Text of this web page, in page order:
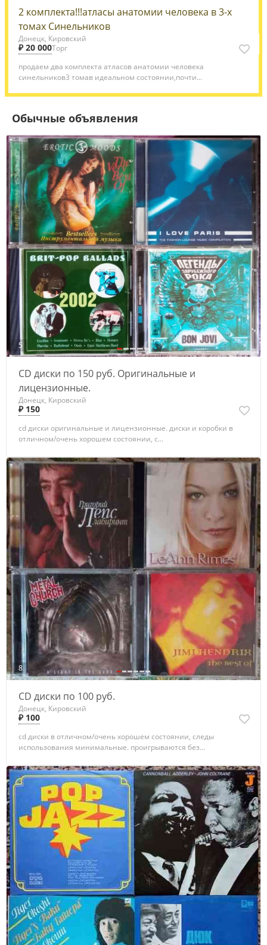
2 комплекта!!!атласы анатомии человека в 3-х
томах Синельников
Донецк, Кировский
₽ 20 000Торг
продаем два комплекта атласов анатомии человека
синельников3 томав идеальном состоянии,почти...
Обычные объявления
5
CD диски по 150 руб. Оригинальные и
лицензионные.
Донецк, Кировский
₽ 150
cd диски оригинальные и лицензионные. диски и коробки в
отличном/очень хорошем состоянии, с...
8
CD диски по 100 руб.
Донецк, Кировский
₽ 100
cd диски в отличном/очень хорошем состоянии, следы
использования минимальные. проигрываются без...